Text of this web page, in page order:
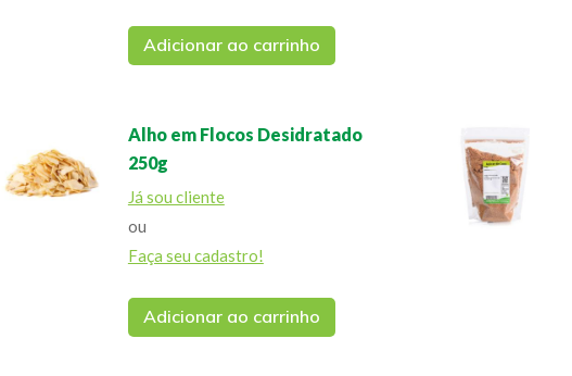
Adicionar ao carrinho
Alho em Flocos Desidratado
250g
Já sou cliente
ou
Faça seu cadastro!
Adicionar ao carrinho